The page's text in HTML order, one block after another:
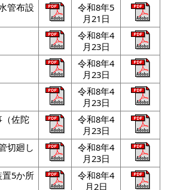
管布設
令和8年5
月21日
令和8年4
月23日
令和8年4
月23日
令和8年4
月23日
佐陀
令和8年4
月23日
切廻し
令和8年4
月23日
5か所
令和8年4
月2日